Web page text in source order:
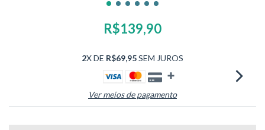
R$139,90
2X DE R$69,95SEM JUROS
Ver meios de pagamento